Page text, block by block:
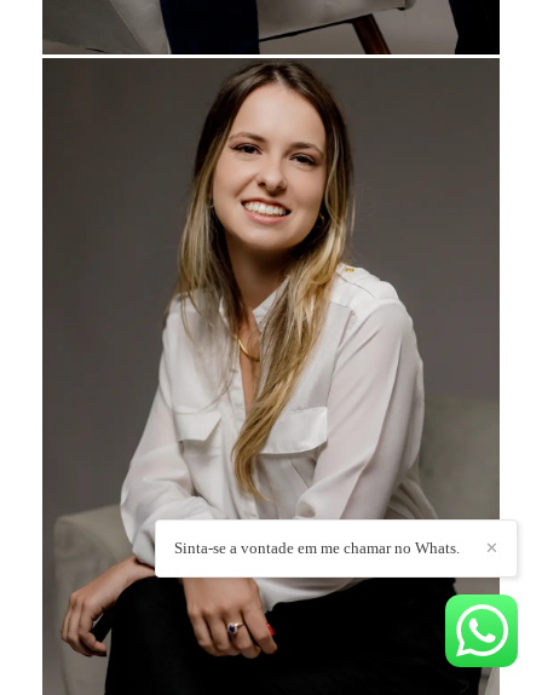
✕
Sinta-se a vontade em me chamar no Whats.